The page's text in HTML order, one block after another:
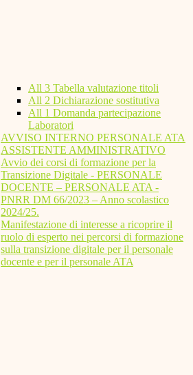
All 3 Tabella valutazione titoli
All 2 Dichiarazione sostitutiva
All 1 Domanda partecipazione
Laboratori
AVVISO INTERNO PERSONALE ATA
ASSISTENTE AMMINISTRATIVO
Avvio dei corsi di formazione per la
Transizione Digitale - PERSONALE
DOCENTE – PERSONALE ATA -
PNRR DM 66/2023 – Anno scolastico
2024/25.
Manifestazione di interesse a ricoprire il
ruolo di esperto nei percorsi di formazione
sulla transizione digitale per il personale
docente e per il personale ATA